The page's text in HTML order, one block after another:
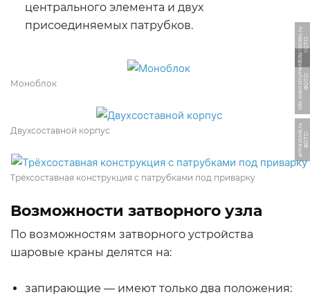
центрального элемента и двух
присоединяемых патрубков.
Ф
О
Т
О:
s
t
2.
s
t
bli
z
k
o.
r
u
Моноблок Ф
О
Т
О:
c
d
n.
v
s
ei
n
s
t
r
u
m
e
n
ti.
r
u
Двухсоставной корпус
Ф
О
Т
О:
a
r
m
a
s
t
o
c
k.
r
u
Трёхсоставная конструкция с патрубками под приварку
Возможности затворного узла
По возможностям затворного устройства
шаровые краны делятся на:
запирающие — имеют только два положения: